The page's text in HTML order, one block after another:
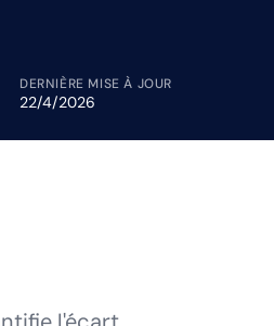
DERNIÈRE MISE À JOUR
22/4/2026